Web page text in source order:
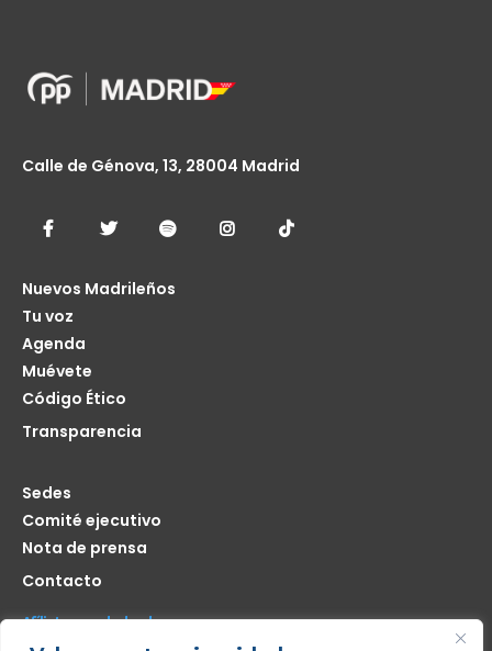
Calle de Génova, 13, 28004 Madrid
Nuevos Madrileños
Tu voz
Agenda
Muévete
Código Ético
Transparencia
Sedes
Comité ejecutivo
Nota de prensa
Contacto
Afíliate seas de donde seas